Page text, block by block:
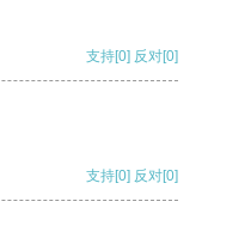
支持[0] 反对[0]
支持[0] 反对[0]